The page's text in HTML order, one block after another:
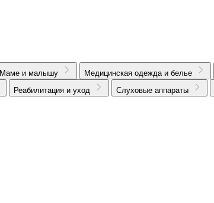
Маме и малышу Медицинская одежда и белье
Реабилитация и уход Слуховые аппараты